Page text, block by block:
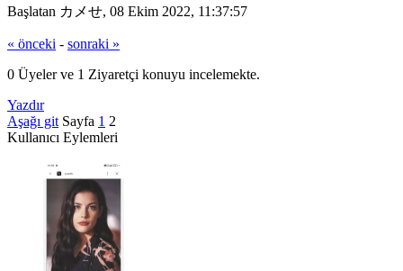
Başlatan カメせ, 08 Ekim 2022, 11:37:57
« önceki - sonraki »
0 Üyeler ve 1 Ziyaretçi konuyu incelemekte.
Yazdır
Aşağı git Sayfa 1 2
Kullanıcı Eylemleri